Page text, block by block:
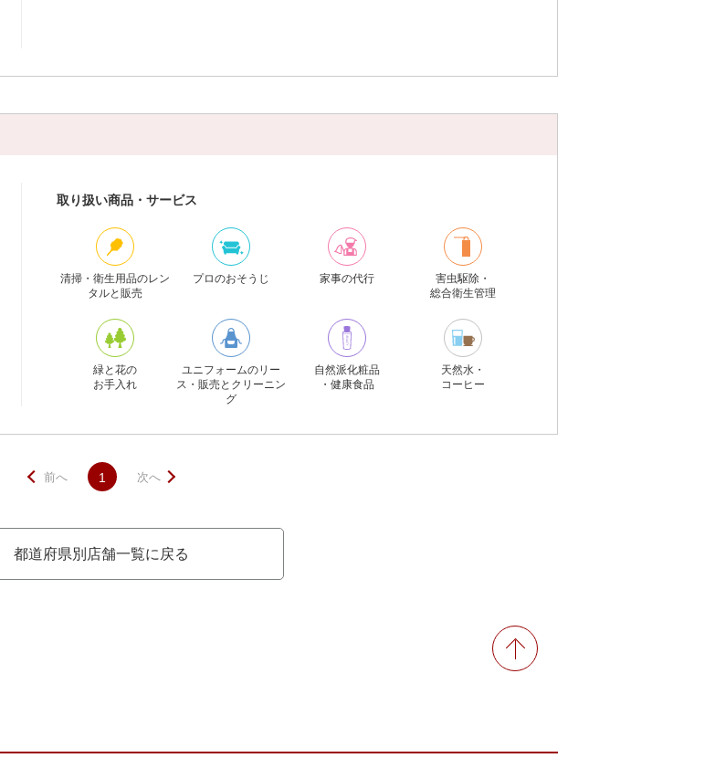
取り扱い商品・サービス
清掃・衛生用品のレン
タルと販売
プロのおそうじ 家事の代行
害虫駆除・
総合衛生管理
緑と花の
お手入れ
ユニフォームのリー
ス・販売とクリーニン
グ
自然派化粧品
・健康食品
天然水・
コーヒー
前へ 1 次へ
都道府県別店舗一覧に戻る